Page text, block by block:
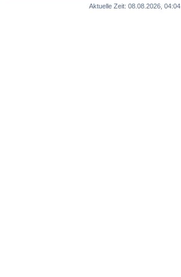
Aktuelle Zeit: 08.08.2026, 04:04